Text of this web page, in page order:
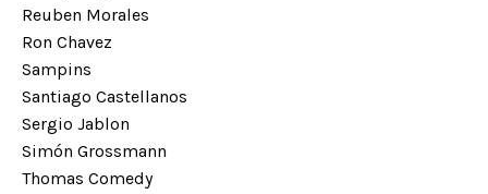
Reuben Morales
Ron Chavez
Sampins
Santiago Castellanos
Sergio Jablon
Simón Grossmann
Thomas Comedy